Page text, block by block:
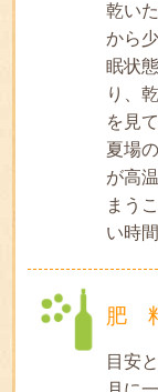
乾い
から
眠状
り、
を見
夏場
が高
まう
い時
肥
目安